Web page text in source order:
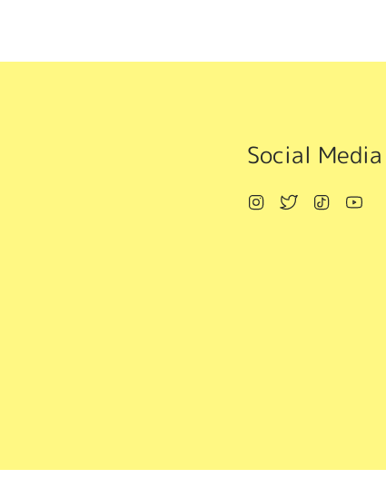
Social Media
Instagram
TwitterTikTok